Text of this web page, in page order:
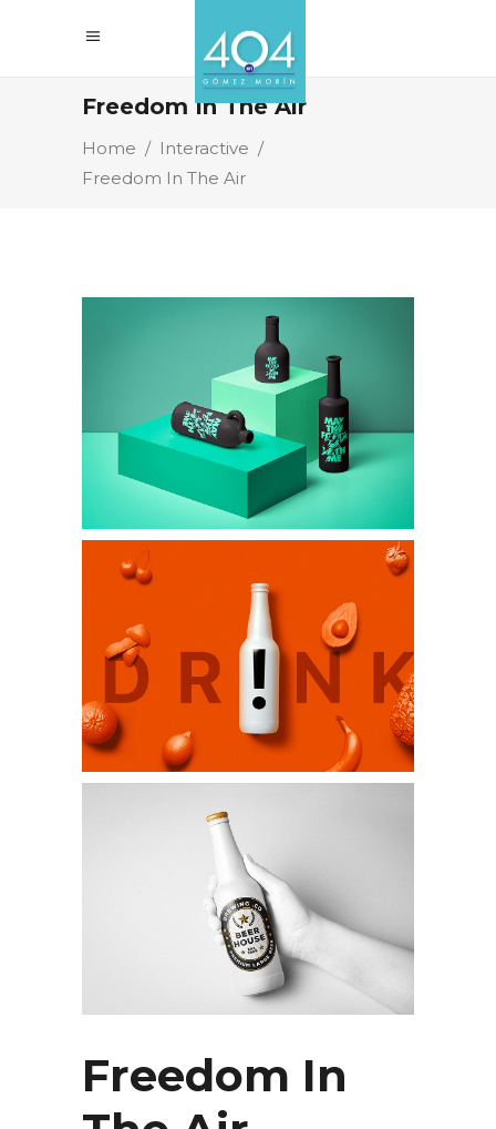
Freedom In The Air
Home / Interactive /
Freedom In The Air
Freedom In